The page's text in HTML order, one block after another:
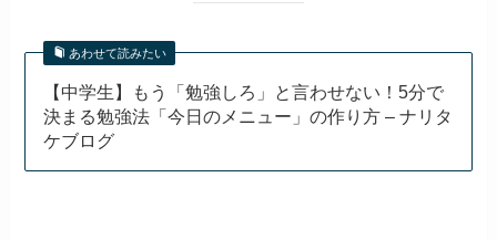
あわせて読みたい
【中学生】もう「勉強しろ」と言わせない！5分で
決まる勉強法「今日のメニュー」の作り方 – ナリタ
ケブログ